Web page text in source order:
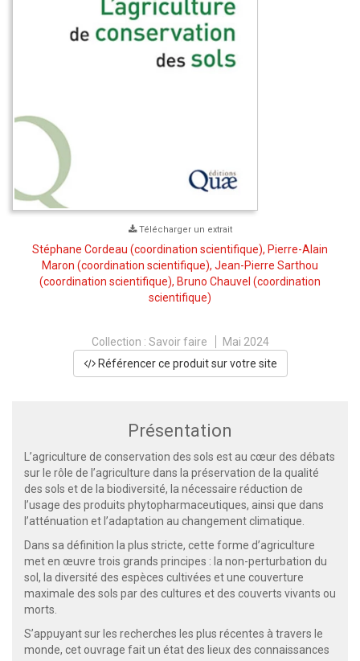
Télécharger un extrait
Stéphane Cordeau (coordination scientifique), Pierre-Alain
Maron (coordination scientifique), Jean-Pierre Sarthou
(coordination scientifique), Bruno Chauvel (coordination
scientifique)
Collection : Savoir faire
Mai 2024
Référencer ce produit sur votre site
Présentation
L’agriculture de conservation des sols est au cœur des débats
sur le rôle de l’agriculture dans la préservation de la qualité
des sols et de la biodiversité, la nécessaire réduction de
l’usage des produits phytopharmaceutiques, ainsi que dans
l’atténuation et l’adaptation au changement climatique.
Dans sa définition la plus stricte, cette forme d’agriculture
met en œuvre trois grands principes : la non-perturbation du
sol, la diversité des espèces cultivées et une couverture
maximale des sols par des cultures et des couverts vivants ou
morts.
S’appuyant sur les recherches les plus récentes à travers le
monde, cet ouvrage fait un état des lieux des connaissances